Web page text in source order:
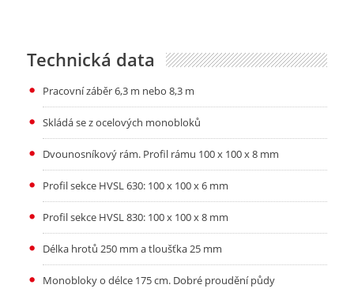
Technická data
Pracovní záběr 6,3 m nebo 8,3 m
Skládá se z ocelových monobloků
Dvounosníkový rám. Profil rámu 100 x 100 x 8 mm
Profil sekce HVSL 630: 100 x 100 x 6 mm
Profil sekce HVSL 830: 100 x 100 x 8 mm
Délka hrotů 250 mm a tloušťka 25 mm
Monobloky o délce 175 cm. Dobré proudění půdy